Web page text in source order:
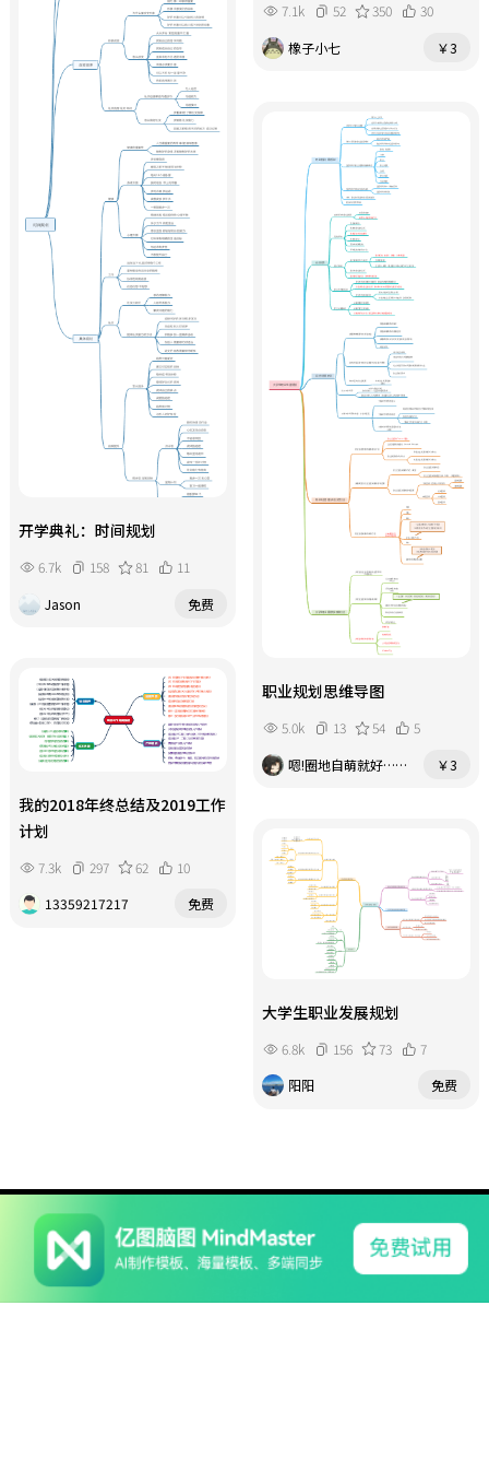
7.1k 52 350
30
橡子小七
￥3
开学典礼：时间规划
6.7k 158 81
11
Jason
免费
职业规划思维导图
5.0k 13 54
5
嗯!圈地自萌就好……
￥3
我的2018年终总结及2019工作
计划
7.3k 297 62
10
13359217217
免费
大学生职业发展规划
6.8k 156 73
7
阳阳
免费